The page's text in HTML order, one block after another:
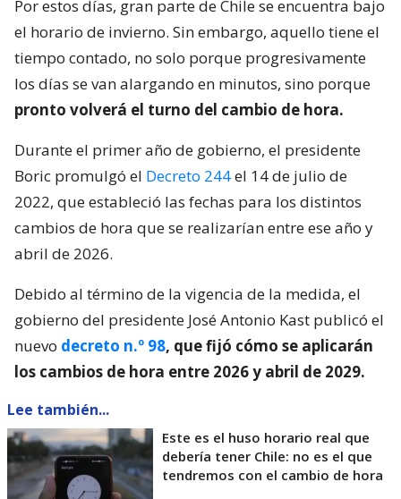
Por estos días, gran parte de Chile se encuentra bajo
el horario de invierno. Sin embargo, aquello tiene el
tiempo contado, no solo porque progresivamente
los días se van alargando en minutos, sino porque
pronto volverá el turno del cambio de hora.
Durante el primer año de gobierno, el presidente
Boric promulgó el Decreto 244el 14 de julio de
2022, que estableció las fechas para los distintos
cambios de hora que se realizarían entre ese año y
abril de 2026.
Debido al término de la vigencia de la medida, el
gobierno del presidente José Antonio Kast publicó el
nuevo decreto n.º 98, que fijó cómo se aplicarán
los cambios de hora entre 2026 y abril de 2029.
Lee también...
Este es el huso horario real que
debería tener Chile: no es el que
tendremos con el cambio de hora